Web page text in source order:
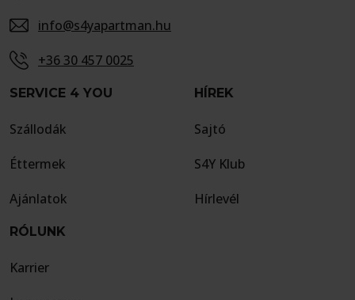
info@s4yapartman.hu
+36 30 457 0025
SERVICE 4 YOU
Szállodák
Éttermek
Ajánlatok
HÍREK
Sajtó
S4Y Klub
Hírlevél
RÓLUNK
Karrier